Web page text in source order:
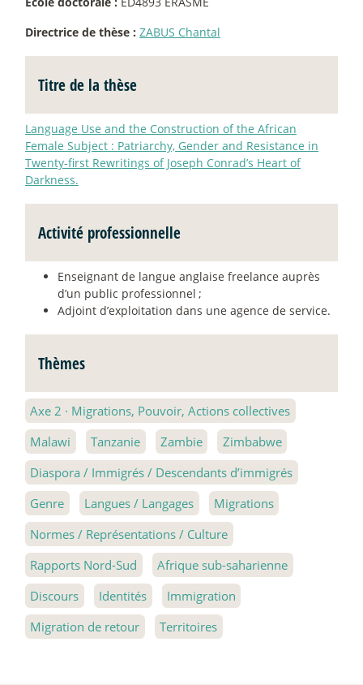
Directrice de thèse : ZABUS Chantal
Titre de la thèse
Language Use and the Construction of the African
Female Subject : Patriarchy, Gender and Resistance in
Twenty-first Rewritings of Joseph Conrad’s Heart of
Darkness.
Activité professionnelle
Enseignant de langue anglaise freelance auprès
d’un public professionnel ;
Adjoint d’exploitation dans une agence de service.
Thèmes
Axe 2 · Migrations, Pouvoir, Actions collectives
Malawi
Tanzanie Zambie
Zimbabwe
Diaspora / Immigrés / Descendants d’immigrés
Genre
Langues / Langages
Migrations
Normes / Représentations / Culture
Rapports Nord-Sud
Afrique sub-saharienne
Discours
Identités
Immigration
Migration de retour
Territoires